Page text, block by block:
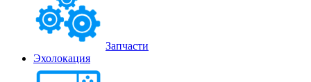
Запчасти
Эхолокация